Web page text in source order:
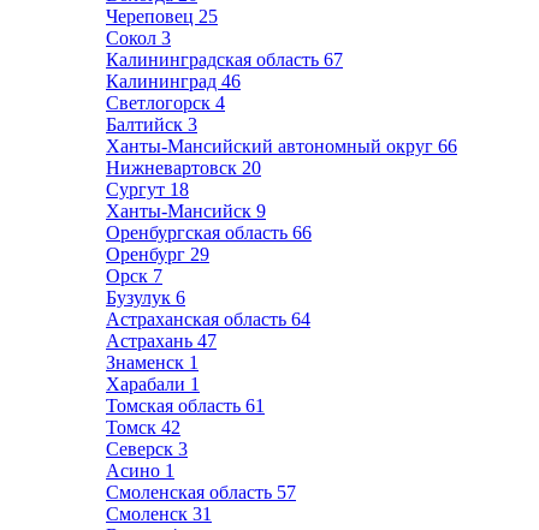
Череповец 25
Сокол 3
Калининградская область 67
Калининград 46
Светлогорск 4
Балтийск 3
Ханты-Мансийский автономный округ 66
Нижневартовск 20
Сургут 18
Ханты-Мансийск 9
Оренбургская область 66
Оренбург 29
Орск 7
Бузулук 6
Астраханская область 64
Астрахань 47
Знаменск 1
Харабали 1
Томская область 61
Томск 42
Северск 3
Асино 1
Смоленская область 57
Смоленск 31